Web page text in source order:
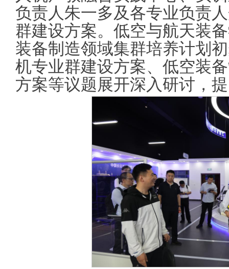
负责人朱一多及各专业负责
群建设方案。低空与航天装
装备制造领域集群培养计划
机专业群建设方案、低空装
方案等议题展开深入研讨，